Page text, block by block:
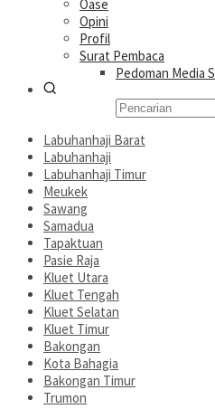
Oase
Opini
Profil
Surat Pembaca
Pedoman Media
Labuhanhaji Barat
Labuhanhaji
Labuhanhaji Timur
Meukek
Sawang
Samadua
Tapaktuan
Pasie Raja
Kluet Utara
Kluet Tengah
Kluet Selatan
Kluet Timur
Bakongan
Kota Bahagia
Bakongan Timur
Trumon